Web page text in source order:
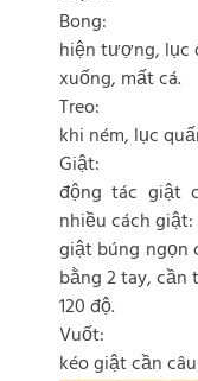
Bong:
hiện tượng, lục
xuống, mất cá.
Treo:
khi ném, lục
Giật:
động tác giật
nhiều cách
giật búng ngọn
bằng 2 tay, cần
120 độ.
Vuốt:
kéo giật cần